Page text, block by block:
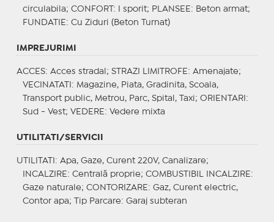
circulabila; CONFORT : I sporit; PLANSEE : Beton armat;
FUNDATIE : Cu Ziduri (Beton Turnat)
IMPREJURIMI
ACCES: Acces stradal; STRAZI LIMITROFE : Amenajate;
VECINATATI : Magazine, Piata, Gradinita, Scoala,
Transport public, Metrou, Parc, Spital, Taxi; ORIENTARI :
Sud - Vest; VEDERE : Vedere mixta
UTILITATI/SERVICII
UTILITATI : Apa, Gaze, Curent 220V, Canalizare;
INCALZIRE : Centrală proprie; COMBUSTIBIL INCALZIRE :
Gaze naturale; CONTORIZARE : Gaz, Curent electric,
Contor apa;
Tip Parcare: Garaj subteran